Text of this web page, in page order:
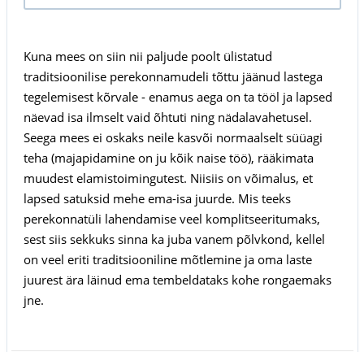
Kuna mees on siin nii paljude poolt ülistatud
traditsioonilise perekonnamudeli tõttu jäänud lastega
tegelemisest kõrvale - enamus aega on ta tööl ja lapsed
näevad isa ilmselt vaid õhtuti ning nädalavahetusel.
Seega mees ei oskaks neile kasvõi normaalselt süüagi
teha (majapidamine on ju kõik naise töö), rääkimata
muudest elamistoimingutest. Niisiis on võimalus, et
lapsed satuksid mehe ema-isa juurde. Mis teeks
perekonnatüli lahendamise veel komplitseeritumaks,
sest siis sekkuks sinna ka juba vanem põlvkond, kellel
on veel eriti traditsiooniline mõtlemine ja oma laste
juurest ära läinud ema tembeldataks kohe rongaemaks
jne.